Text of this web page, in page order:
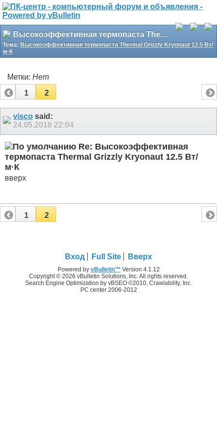
Высокоэффективная термопаста Thermal Grizzly Kryonaut 12.5 Вт/м·К
Тема: Высокоэффективная термопаста Thermal Grizzly Kryonaut 12.5 Вт/
м·К
Метки: Нет
1
2
visco said:
24.05.2018 22:04
Re: Высокоэффективная
термопаста Thermal Grizzly Kryonaut 12.5 Вт/
м·К
вверх
1 2
Вход Full Site Вверх
Powered by vBulletin™ Version 4.1.12
Copyright © 2026 vBulletin Solutions, Inc. All rights reserved.
Search Engine Optimization by vBSEO ©2010, Crawlability, Inc.
PC center 2006-2012